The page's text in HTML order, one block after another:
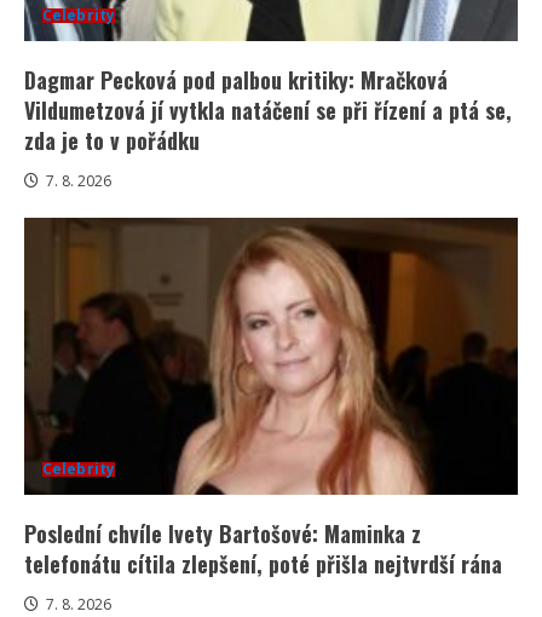
Celebrity
Dagmar Pecková pod palbou kritiky: Mračková
Vildumetzová jí vytkla natáčení se při řízení a ptá se,
zda je to v pořádku
7. 8. 2026
Celebrity
Poslední chvíle Ivety Bartošové: Maminka z
telefonátu cítila zlepšení, poté přišla nejtvrdší rána
7. 8. 2026